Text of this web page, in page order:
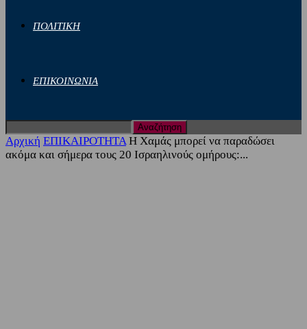
ΠΟΛΙΤΙΚΗ
ΕΠΙΚΟΙΝΩΝΙΑ
Αρχική ΕΠΙΚΑΙΡΟΤΗΤΑ Η Χαμάς μπορεί να παραδώσει
ακόμα και σήμερα τους 20 Ισραηλινούς ομήρους:...